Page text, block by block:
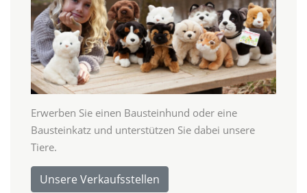
Erwerben Sie einen Bausteinhund oder eine
Bausteinkatz und unterstützen Sie dabei unsere
Tiere.
Unsere Verkaufsstellen